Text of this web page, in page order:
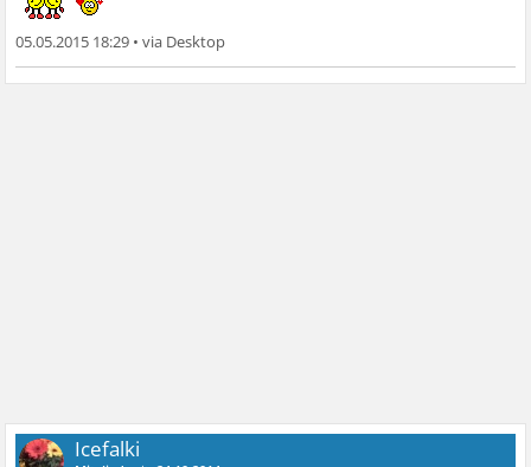
05.05.2015 18:29 •
Icefalki